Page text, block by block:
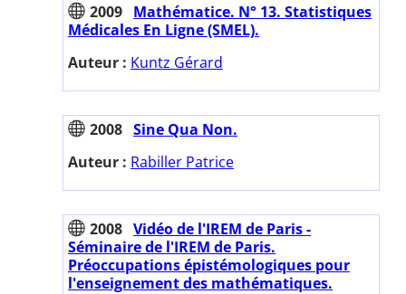
2009 Mathématice. N° 13. Statistiques
Médicales En Ligne (SMEL).
Auteur : Kuntz Gérard
2008 Sine Qua Non.
Auteur : Rabiller Patrice
2008 Vidéo de l'IREM de Paris -
Séminaire de l'IREM de Paris.
Préoccupations épistémologiques pour
l'enseignement des mathématiques.